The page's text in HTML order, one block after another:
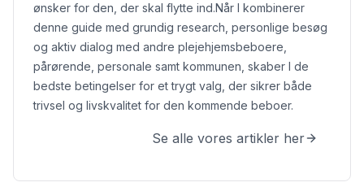
ønsker for den, der skal flytte ind.Når I kombinerer
denne guide med grundig research, personlige besøg
og aktiv dialog med andre plejehjemsbeboere,
pårørende, personale samt kommunen, skaber I de
bedste betingelser for et trygt valg, der sikrer både
trivsel og livskvalitet for den kommende beboer.
Se alle vores artikler her